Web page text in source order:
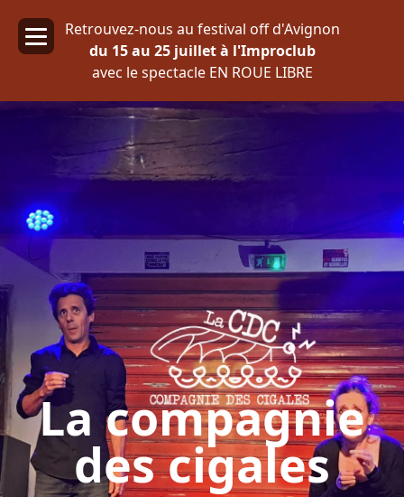
Retrouvez-nous au festival off d'Avignon
du 15 au 25 juillet à l'Improclub
avec le spectacle EN ROUE LIBRE
La compagnie
des cigales